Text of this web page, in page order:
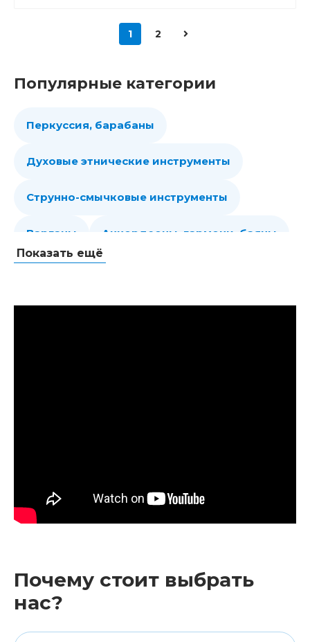
1 2
Популярные категории
Перкуссия, барабаны
Духовые этнические инструменты
Струнно-смычковые инструменты
Варганы Аккордеоны, гармони, баяны
Гитары Мелодики духовые, пианики
Показать ещё
Почему стоит выбрать
нас?